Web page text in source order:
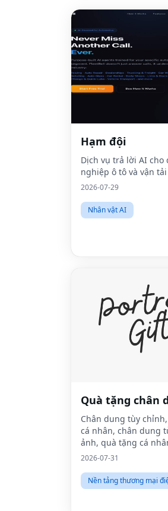
Hạm đội
Dịch vụ trả lời AI cho
nghiệp ô tô và vận tải
2026-07-29
Nhân vật AI
Quà tặng chân
Chân dung tùy
cá nhân, chân dung
ảnh, quà tặng cá
tùy chỉnh, chân dung
nghệ thuật treo tường
tá
2026-07-31
Nền tảng thương mại